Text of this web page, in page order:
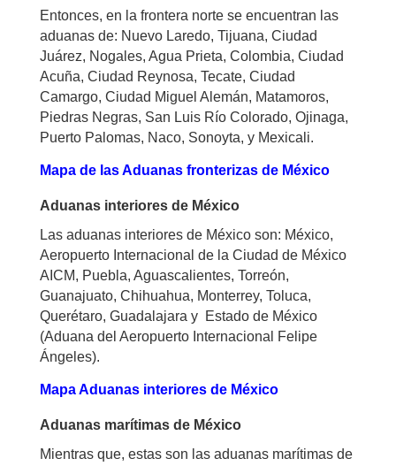
Entonces, en la frontera norte se encuentran las
aduanas de: Nuevo Laredo, Tijuana, Ciudad
Juárez, Nogales, Agua Prieta, Colombia, Ciudad
Acuña, Ciudad Reynosa, Tecate, Ciudad
Camargo, Ciudad Miguel Alemán, Matamoros,
Piedras Negras, San Luis Río Colorado, Ojinaga,
Puerto Palomas, Naco, Sonoyta, y Mexicali.
Mapa de las Aduanas fronterizas de México
Aduanas interiores de México
Las aduanas interiores de México son: México,
Aeropuerto Internacional de la Ciudad de México
AICM, Puebla, Aguascalientes, Torreón,
Guanajuato, Chihuahua, Monterrey, Toluca,
Querétaro, Guadalajara y Estado de México
(Aduana del Aeropuerto Internacional Felipe
Ángeles).
Mapa Aduanas interiores de México
Aduanas marítimas de México
Mientras que, estas son las aduanas marítimas de